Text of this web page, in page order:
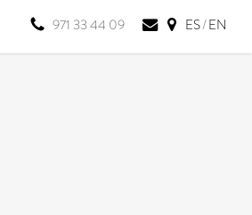
971 33 44 09 ES/EN